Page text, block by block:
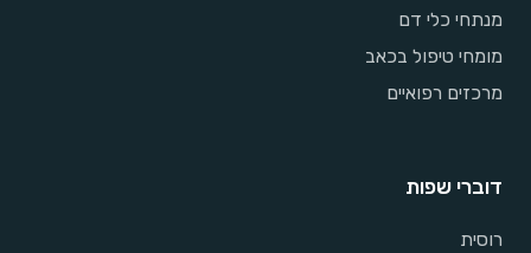
מנתחי כלי דם
מומחי טיפול בכאב
מרכזים רפואיים
דוברי שפות
רוסית